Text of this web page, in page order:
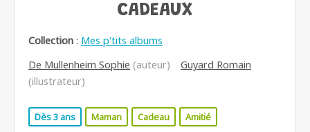
CADEAUX
Collection : Mes p'tits albums
De Mullenheim Sophie (auteur)
Guyard Romain
(illustrateur)
Dès 3 ans Maman Cadeau Amitié